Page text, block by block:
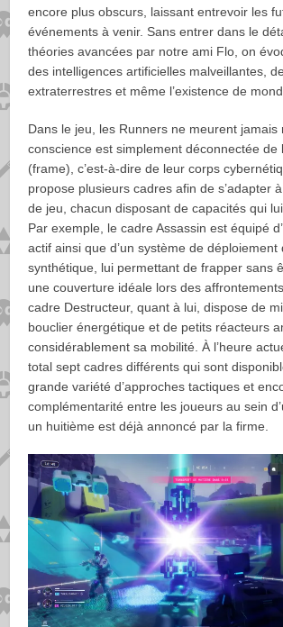
encore plus obscurs, laissant entrevoir les
événements à venir. Sans entrer dans le
théories avancées par notre ami Flo, on
des intelligences artificielles malveillantes,
extraterrestres et même l’existence de
Dans le jeu, les Runners ne meurent jamais
conscience est simplement déconnectée de
(frame), c’est‑à‑dire de leur corps
propose plusieurs cadres afin de s’adapter
de jeu, chacun disposant de capacités qui
Par exemple, le cadre Assassin est équipé
actif ainsi que d’un système de déploiement
synthétique, lui permettant de frapper sans
une couverture idéale lors des
cadre Destructeur, quant à lui, dispose de
bouclier énergétique et de petits réacteurs
considérablement sa mobilité. À l’heure
total sept cadres différents qui sont
grande variété d’approches tactiques et
complémentarité entre les joueurs au sein
un huitième est déjà annoncé par la firme.